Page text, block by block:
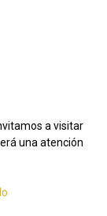
a visitar
una atención